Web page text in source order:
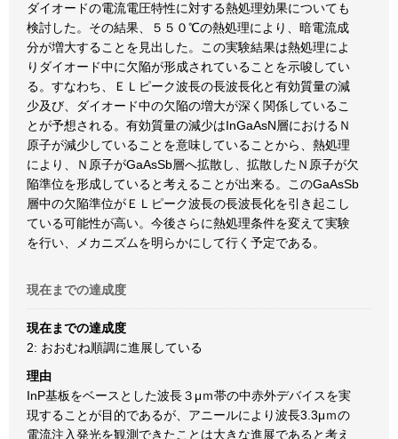
ダイオードの電流電圧特性に対する熱処理効果についても
検討した。その結果、５５０℃の熱処理により、暗電流成
分が増大することを見出した。この実験結果は熱処理によ
りダイオード中に欠陥が形成されていることを示唆してい
る。すなわち、ＥＬピーク波長の長波長化と有効質量の減
少及び、ダイオード中の欠陥の増大が深く関係しているこ
とが予想される。有効質量の減少はInGaAsN層におけるＮ
原子が減少していることを意味していることから、熱処理
により、Ｎ原子がGaAsSb層へ拡散し、拡散したＮ原子が欠
陥準位を形成していると考えることが出来る。このGaAsSb
層中の欠陥準位がＥＬピーク波長の長波長化を引き起こし
ている可能性が高い。今後さらに熱処理条件を変えて実験
を行い、メカニズムを明らかにして行く予定である。
現在までの達成度
現在までの達成度
2: おおむね順調に進展している
理由
InP基板をベースとした波長３μｍ帯の中赤外デバイスを実
現することが目的であるが、アニールにより波長3.3μｍの
電流注入発光を観測できたことは大きな進展であると考え